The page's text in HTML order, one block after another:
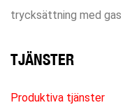
trycksättning med gas
TJÄNSTER
Produktiva tjänster